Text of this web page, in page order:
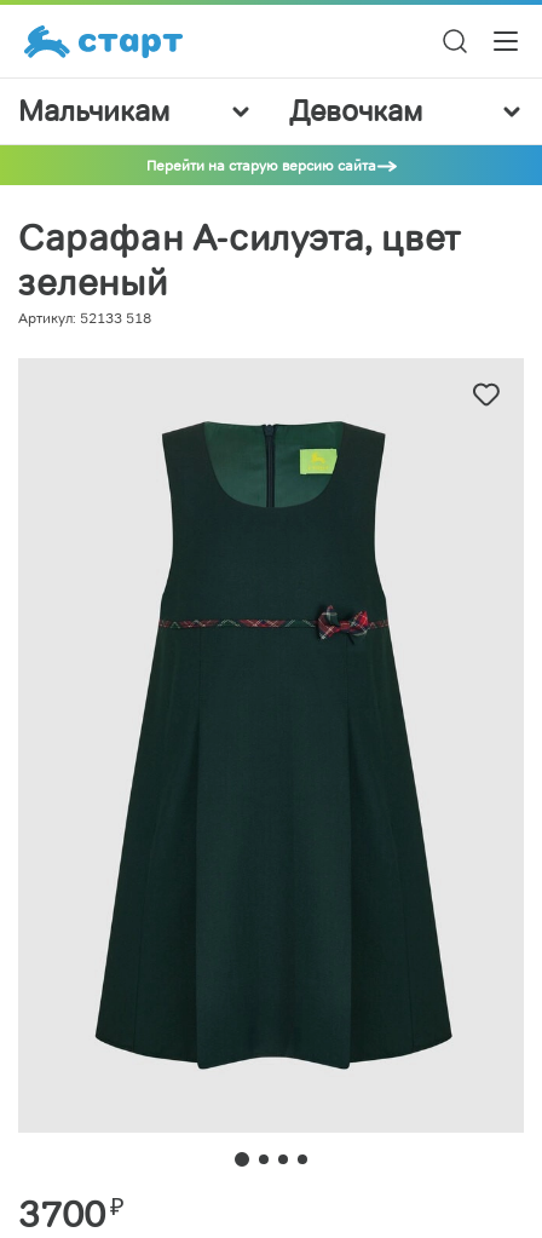
Мальчикам Девочкам
Перейти на старую версию сайта
Сарафан А-силуэта, цвет
зеленый
Артикул: 52133 518
3700₽